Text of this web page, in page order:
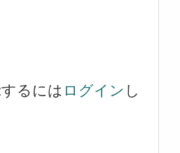
るには ログイン し